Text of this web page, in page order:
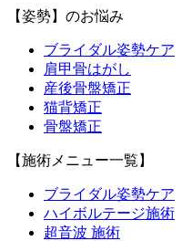
【姿勢】のお悩み
ブライダル姿勢ケア
肩甲骨はがし
産後骨盤矯正
猫背矯正
骨盤矯正
【施術メニュー一覧】
ブライダル姿勢ケア
ハイボルテージ施術
超音波 施術